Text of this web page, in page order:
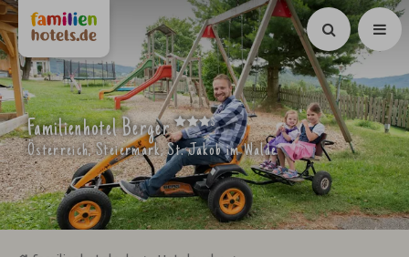
Suchen
Familienhotel Berger ***
S
Österreich, Steiermark, St. Jakob im Walde